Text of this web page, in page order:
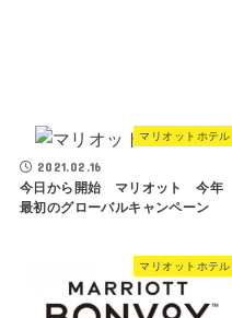
マリオットホテル
2021.02.16
今日から開始 マリオット 今年
最初のグローバルキャンペーン
マリオットホテル